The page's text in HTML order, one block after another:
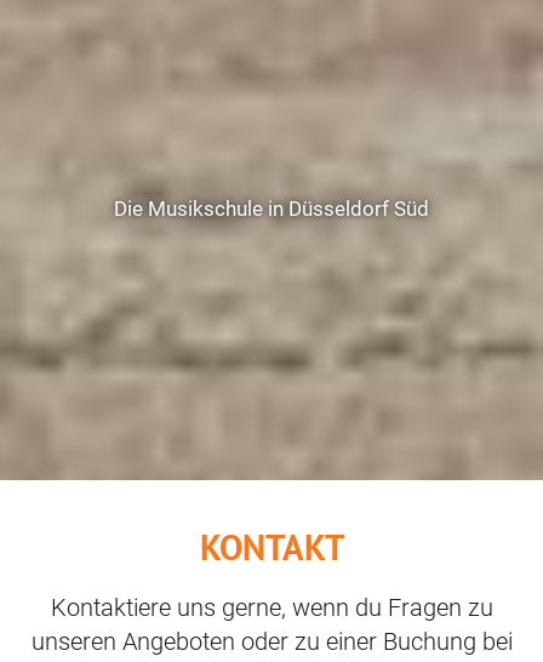
Die Musikschule in Düsseldorf Süd
KONTAKT
Kontaktiere uns gerne, wenn du Fragen zu
unseren Angeboten oder zu einer Buchung bei